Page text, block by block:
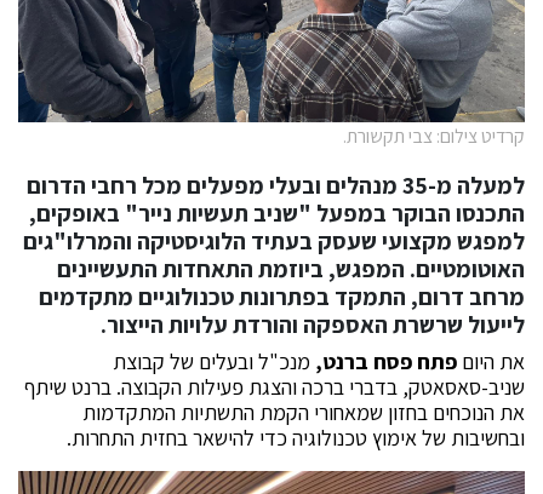
קרדיט צילום: צבי תקשורת.
למעלה מ-35 מנהלים ובעלי מפעלים מכל רחבי הדרום
התכנסו הבוקר במפעל "שניב תעשיות נייר" באופקים,
למפגש מקצועי שעסק בעתיד הלוגיסטיקה והמרלו"גים
האוטומטיים. המפגש, ביוזמת התאחדות התעשיינים
מרחב דרום, התמקד בפתרונות טכנולוגיים מתקדמים
לייעול שרשרת האספקה והורדת עלויות הייצור.
את היוםפתח פסח ברנט, מנכ"ל ובעלים של קבוצת
שניב-סאסאטק, בדברי ברכה והצגת פעילות הקבוצה. ברנט שיתף
את הנוכחים בחזון שמאחורי הקמת התשתיות המתקדמות
ובחשיבות של אימוץ טכנולוגיה כדי להישאר בחזית התחרות.